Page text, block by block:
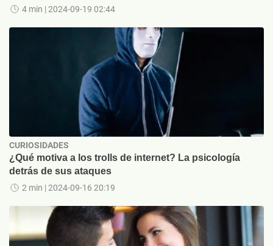
4 min | 2024-09-19 02:44
CURIOSIDADES
¿Qué motiva a los trolls de internet? La psicología
detrás de sus ataques
2 min | 2024-09-16 20:19